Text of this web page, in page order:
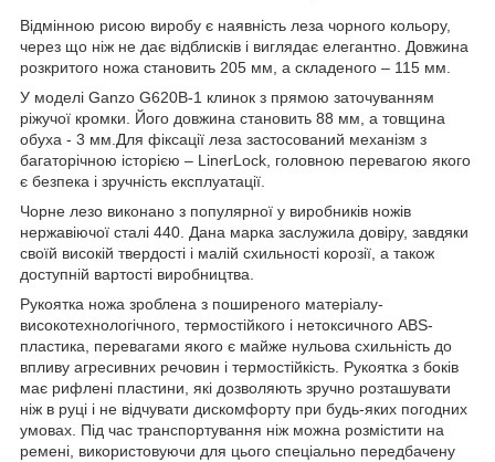
Відмінною рисою виробу є наявність леза чорного кольору,
через що ніж не дає відблисків і виглядає елегантно. Довжина
розкритого ножа становить 205 мм, а складеного – 115 мм.
У моделі Ganzo G620B-1 клинок з прямою заточуванням
ріжучої кромки. Його довжина становить 88 мм, а товщина
обуха - 3 мм.Для фіксації леза застосований механізм з
багаторічною історією – LinerLock, головною перевагою якого
є безпека і зручність експлуатації.
Чорне лезо виконано з популярної у виробників ножів
нержавіючої сталі 440. Дана марка заслужила довіру, завдяки
своїй високій твердості і малій схильності корозії, а також
доступній вартості виробництва.
Рукоятка ножа зроблена з поширеного матеріалу-
високотехнологічного, термостійкого і нетоксичного ABS-
пластика, перевагами якого є майже нульова схильність до
впливу агресивних речовин і термостійкість. Рукоятка з боків
має рифлені пластини, які дозволяють зручно розташувати
ніж в руці і не відчувати дискомфорту при будь-яких погодних
умовах. Під час транспортування ніж можна розмістити на
ремені, використовуючи для цього спеціально передбачену